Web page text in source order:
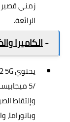
زمني قصير
الرائعة.
-الكاميرا
/5